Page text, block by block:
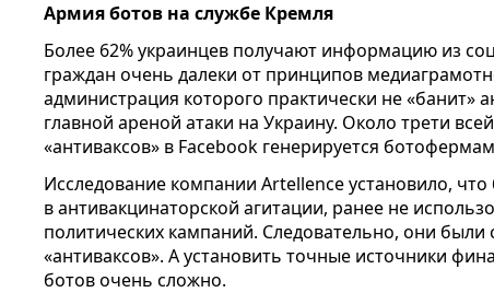
Армия ботов на службе Кремля
Более 62% украинцев получают информацию из
граждан очень далеки от принципов
администрация которого практически не «банит»
главной ареной атаки на Украину. Около трети
«антиваксов» в Facebook генерируется
Исследование компании Artellence установило,
в антивакцинаторской агитации, ранее не
политических кампаний. Следовательно, они
«антиваксов». А установить точные источники
ботов очень сложно.